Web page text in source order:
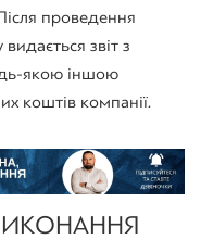
проведення
звіт з
якою іншою
коштів компанії.